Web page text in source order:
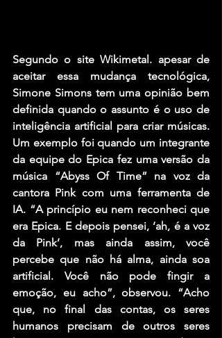
Segundo o site Wikimetal. apesar de
aceitar essa mudança tecnológica,
Simone Simons tem uma opinião bem
definida quando o assunto é o uso de
inteligência artificial para criar músicas.
Um exemplo foi quando um integrante
da equipe do Epica fez uma versão da
música “Abyss Of Time” na voz da
cantora Pink com uma ferramenta de
IA. “A princípio eu nem reconheci que
era Epica. E depois pensei, ‘ah, é a voz
da Pink’, mas ainda assim, você
percebe que não há alma, ainda soa
artificial. Você não pode fingir a
emoção, eu acho”, observou. “Acho
que, no final das contas, os seres
humanos precisam de outros seres